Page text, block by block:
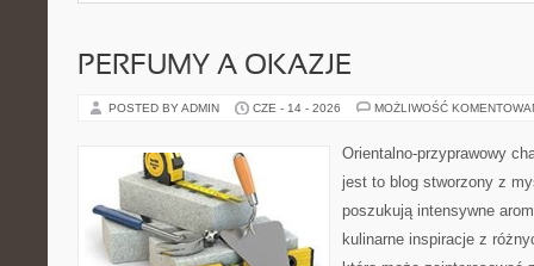
PERFUMY A OKAZJE
POSTED BY ADMIN CZE - 14 - 2026 MOŻLIWOŚĆ
Orientalno-przyprawowy
jest to blog stworzony z
poszukują intensywne
kulinarne inspiracje z